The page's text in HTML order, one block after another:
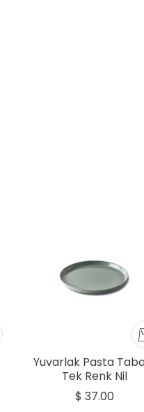
Yuvarlak Pasta
Tek Renk Nil
$ 37.00